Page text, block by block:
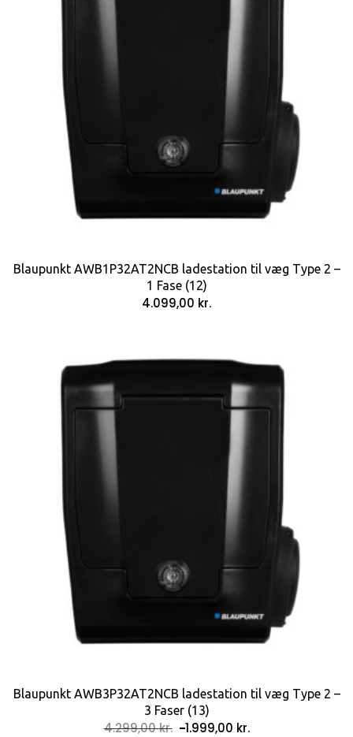
Blaupunkt AWB1P32AT2NCB ladestation til væg Type 2 –
1 Fase (12)
4.099,00 kr.
Blaupunkt AWB3P32AT2NCB ladestation til væg Type 2 –
3 Faser (13)
4.299,00kr.
Den
1.999,00 kr.Den